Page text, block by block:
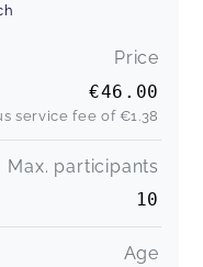
Price
€46.00
service fee of€1.38
Max. participants
10
Age